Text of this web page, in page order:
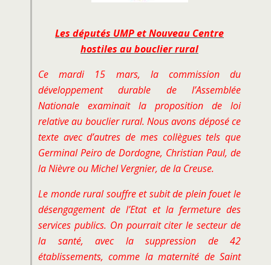
Les députés UMP et Nouveau Centre
hostiles au bouclier rural
Ce mardi 15 mars, la commission du
développement durable de l’Assemblée
Nationale examinait la proposition de loi
relative au bouclier rural. Nous avons déposé ce
texte avec d’autres de mes collègues tels que
Germinal Peiro de Dordogne, Christian Paul, de
la Nièvre ou Michel Vergnier, de la Creuse.
Le monde rural souffre et subit de plein fouet le
désengagement de l’Etat et la fermeture des
services publics. On pourrait citer le secteur de
la santé, avec la suppression de 42
établissements, comme la maternité de Saint